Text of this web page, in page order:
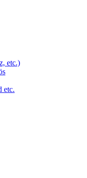
etc.)
etc.